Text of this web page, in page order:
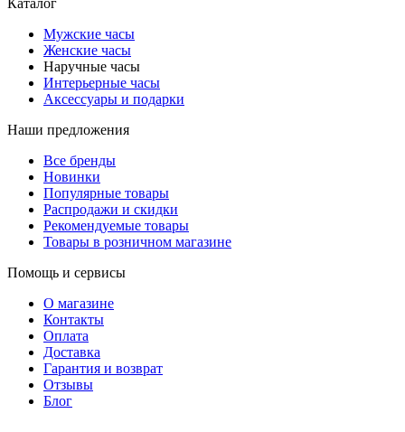
Мужские часы
Женские часы
Наручные часы
Интерьерные часы
Аксессуары и подарки
Наши предложения
Все бренды
Новинки
Популярные товары
Распродажи и скидки
Рекомендуемые товары
Товары в розничном магазине
Помощь и сервисы
О магазине
Контакты
Оплата
Доставка
Гарантия и возврат
Отзывы
Блог